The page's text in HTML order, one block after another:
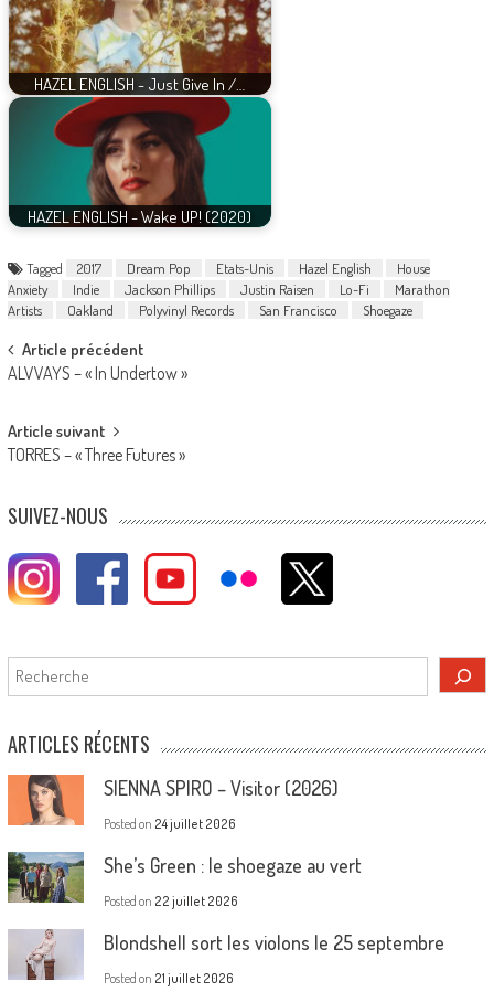
HAZEL ENGLISH - Just Give In /…
HAZEL ENGLISH - Wake UP! (2020)
Tagged 2017 Dream Pop Etats-Unis Hazel English
House
Anxiety
Indie Jackson Phillips Justin Raisen Lo-Fi
Marathon
Artists
Oakland Polyvinyl Records San Francisco Shoegaze
Post
navigation
Article précédent
ALVVAYS – « In Undertow »
Article suivant
TORRES – « Three Futures »
SUIVEZ-NOUS
Rechercher
ARTICLES RÉCENTS
SIENNA SPIRO – Visitor (2026)
Posted on 24 juillet 2026
She’s Green : le shoegaze au vert
Posted on 22 juillet 2026
Blondshell sort les violons le 25 septembre
Posted on 21 juillet 2026